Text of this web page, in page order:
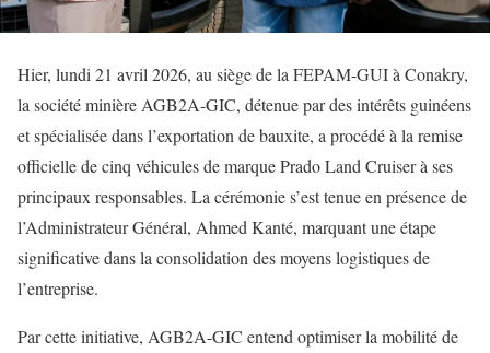
Hier, lundi 21 avril 2026, au siège de la FEPAM-GUI à Conakry,
la société minière AGB2A-GIC, détenue par des intérêts guinéens
et spécialisée dans l’exportation de bauxite, a procédé à la remise
officielle de cinq véhicules de marque Prado Land Cruiser à ses
principaux responsables. La cérémonie s’est tenue en présence de
l’Administrateur Général, Ahmed Kanté, marquant une étape
significative dans la consolidation des moyens logistiques de
l’entreprise.
Par cette initiative, AGB2A-GIC entend optimiser la mobilité de